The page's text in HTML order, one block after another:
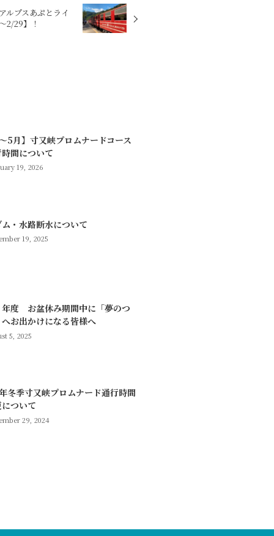
ルプスあぷとライ
2/29】！
～5月】寸又峡プロムナードコース
間について
19, 2026
・水路断水について
19, 2025
年度 お盆休み期間中に「夢のつ
へお出かけになる皆様へ
5, 2025
冬季寸又峡プロムナード通行時間
ついて
29, 2024